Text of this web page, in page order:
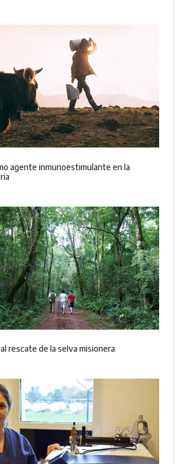
agente inmunoestimulante en la
rescate de la selva misionera